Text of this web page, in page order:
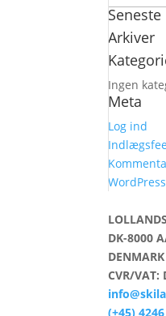
efter:
Arkiver
Ingen
Meta
Log ind
DK-8000
DENMARK
CVR/VAT:
(+45)